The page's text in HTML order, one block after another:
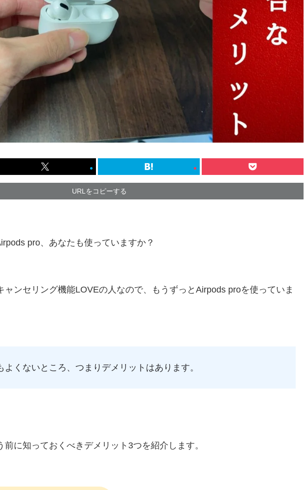
URLをコピーする
pro、あなたも使っていますか？
ャンセリング機能LOVEの人なので、もうずっとAirpods proを使っていま
くないところ、つまりデメリットはあります。
に知っておくべきデメリット3つを紹介します。